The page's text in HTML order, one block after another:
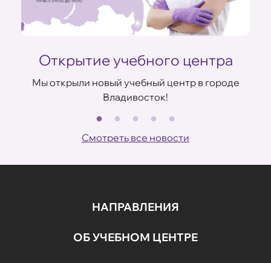
Открытие учебного центра
Мы открыли новый учебный центр в городе
Владивосток!
Смотреть все новости
НАПРАВЛЕНИЯ
ОБ УЧЕБНОМ ЦЕНТРЕ